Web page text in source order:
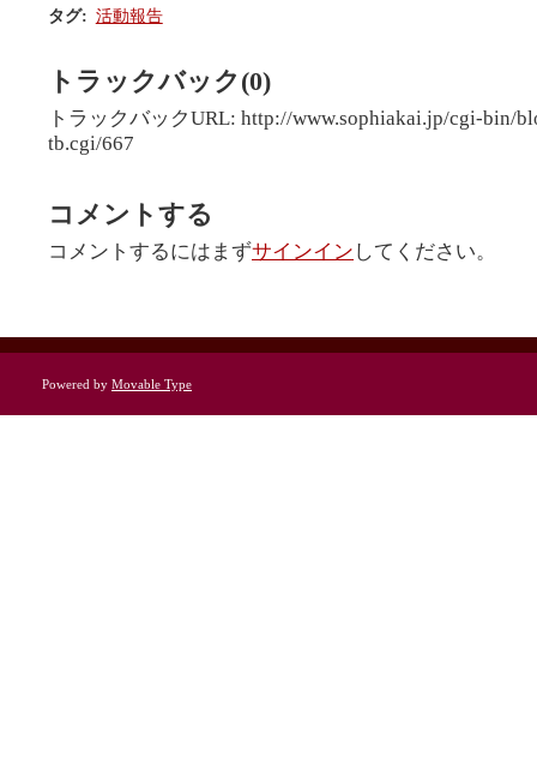
タグ: 活動報告
トラックバック(0)
トラックバックURL: http://www.sophiakai.jp/cgi-bin/
tb.cgi/667
コメントする
コメントするにはまずサインイン してください。
Powered by Movable Type